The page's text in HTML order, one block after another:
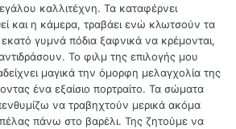
καλλιτέχνη. Τα καταφέρνει
και η κάμερα, τραβάει ενώ κλωτσούν τα
γυμνά πόδια ξαφνικά να κρέμονται,
Το φιλμ της επιλογής μου
μαγικά την όμορφη μελαγχολία της
ένα εξαίσιο πορτραίτο. Τα σώματα
να τραβηχτούν μερικά ακόμα
πάνω στο βαρέλι. Της ζητούμε να